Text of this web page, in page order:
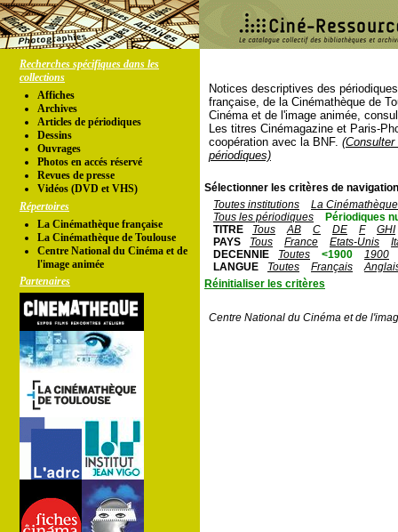
Recherches spécifiques dans les
collections
Affiches
Archives
Articles de périodiques
Dessins
Ouvrages
Photos en accés réservé
Revues de presse
Vidéos (DVD et VHS)
Répertoires
La Cinémathèque française
La Cinémathèque de Toulouse
Centre National du Cinéma et de
l'image animée
Partenaires
Notices descriptives des
française, de la Cinémathèque de
Cinéma et de l'image animée,
Les titres Cinémagazine et Paris-
coopération avec la BNF.
périodiques)
Sélectionner les critères de
Toutes institutions
La
Tous les périodiques
Périodiques
TITRE
Tous AB C DE F
GHI
PAYS
Tous France Etats-Unis
DECENNIE
Toutes <1900
1900
LANGUE
Toutes Français
Réinitialiser les critères
Centre National du Cinéma et de